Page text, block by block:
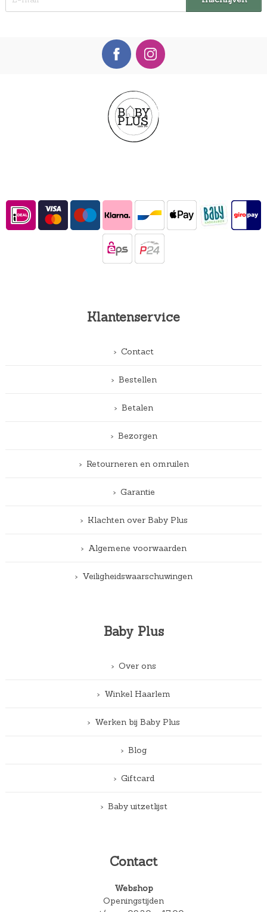
Klantenservice
Contact
Bestellen
Betalen
Bezorgen
Retourneren en omruilen
Garantie
Klachten over Baby Plus
Algemene voorwaarden
Veiligheidswaarschuwingen
Baby Plus
Over ons
Winkel Haarlem
Werken bij Baby Plus
Blog
Giftcard
Baby uitzetlijst
Contact
Webshop
Openingstijden